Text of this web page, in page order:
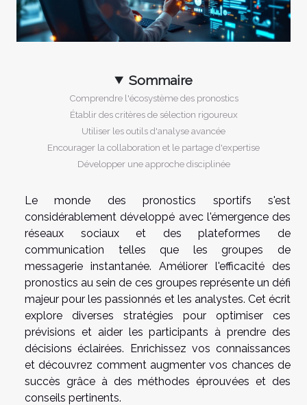
Sommaire
Comprendre l'écosystème des pronostics
Établir des critères de sélection rigoureux
Utiliser les outils d'analyse avancée
Encourager la collaboration et le partage d'expertise
Développer une approche disciplinée
Le monde des pronostics sportifs s'est
considérablement développé avec l'émergence des
réseaux sociaux et des plateformes de
communication telles que les groupes de
messagerie instantanée. Améliorer l'efficacité des
pronostics au sein de ces groupes représente un défi
majeur pour les passionnés et les analystes. Cet écrit
explore diverses stratégies pour optimiser ces
prévisions et aider les participants à prendre des
décisions éclairées. Enrichissez vos connaissances
et découvrez comment augmenter vos chances de
succès grâce à des méthodes éprouvées et des
conseils pertinents.